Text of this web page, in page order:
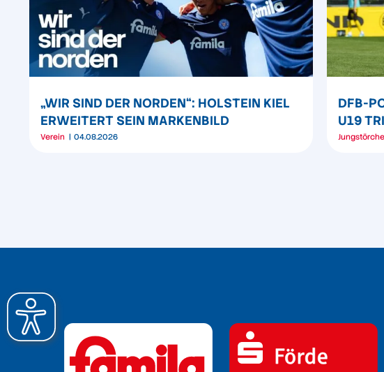
„WIR SIND DER NORDEN“: HOLSTEIN KIEL
ERWEITERT SEIN MARKENBILD
Verein 04.08.2026
DFB-
U19
Jungstörche